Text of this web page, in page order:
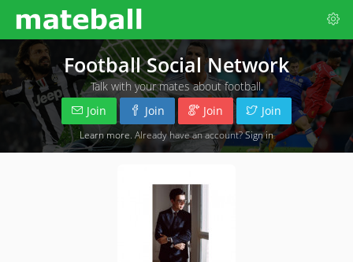
Football Social Network
Talk with your mates about football.
Join
Join Join Join
Learn more . Already have an account?Sign in